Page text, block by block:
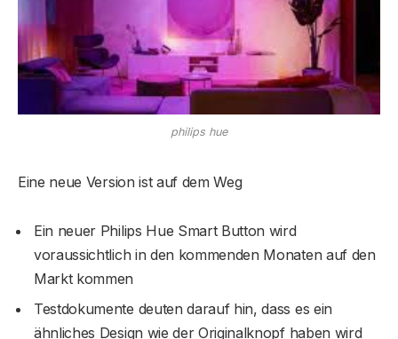
philips hue
Eine neue Version ist auf dem Weg
Ein neuer Philips Hue Smart Button wird
voraussichtlich in den kommenden Monaten auf den
Markt kommen
Testdokumente deuten darauf hin, dass es ein
ähnliches Design wie der Originalknopf haben wird